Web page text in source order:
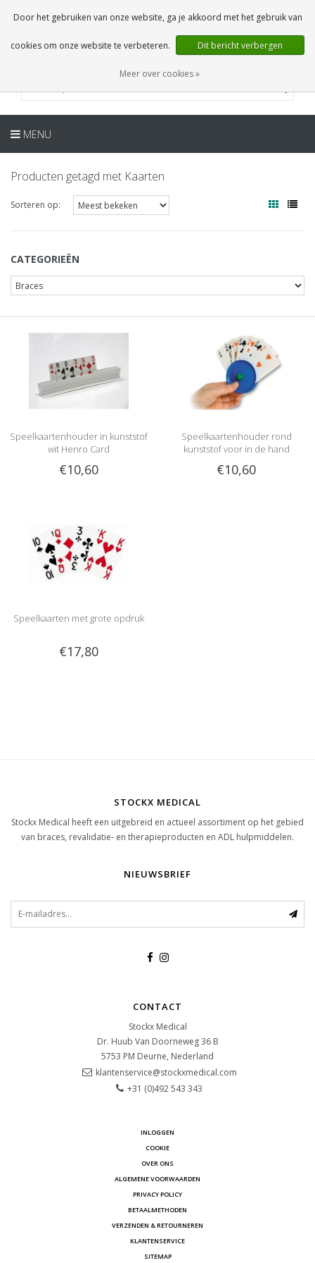
0 Artikelen
NL
MENU
Producten getagd met Kaarten
Sorteren op:
CATEGORIEËN
Speelkaartenhouder in kunststof
wit Henro Card
€10,60
Speelkaartenhouder rond
kunststof voor in de hand
€10,60
Speelkaarten met grote opdruk
€17,80
STOCKX MEDICAL
Stockx Medical heeft een uitgebreid en actueel assortiment op het gebied
van braces, revalidatie- en therapieproducten en ADL hulpmiddelen.
NIEUWSBRIEF
CONTACT
Stockx Medical
Dr. Huub Van Doorneweg 36 B
5753 PM Deurne, Nederland
klantenservice@stockxmedical.com
+31 (0)492 543 343
INLOGGEN
COOKIE
OVER ONS
ALGEMENE VOORWAARDEN
PRIVACY POLICY
BETAALMETHODEN
VERZENDEN & RETOURNEREN
KLANTENSERVICE
SITEMAP
Door het gebruiken van onze website, ga je akkoord met het gebruik van
cookies om onze website te verbeteren. Dit bericht verbergen
Meer over cookies »